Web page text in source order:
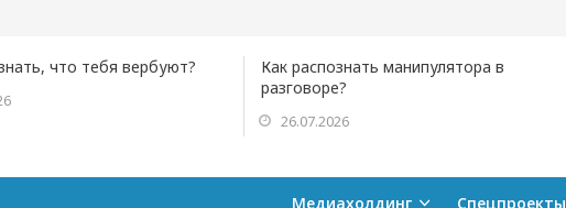
что тебя вербуют?
Как распознать манипулятора в
разговоре?
26.07.2026
Медиахолдинг Спецпроекты